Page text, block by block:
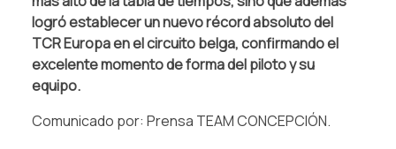
logró establecer un nuevo récord absoluto del
TCR Europa en el circuito belga, confirmando el
excelente momento de forma del piloto y su
equipo.
Comunicado por: Prensa TEAM CONCEPCIÓN.